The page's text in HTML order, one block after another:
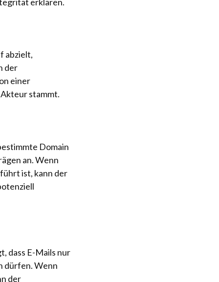
abzielt,
der
einer
stammt.
Domain
an. Wenn
ist, kann der
dass E-Mails nur
dürfen. Wenn
der